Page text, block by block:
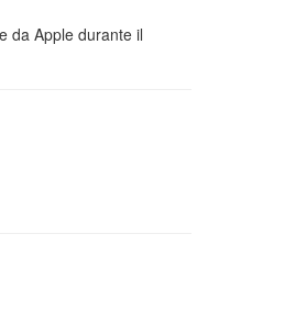
da Apple durante il